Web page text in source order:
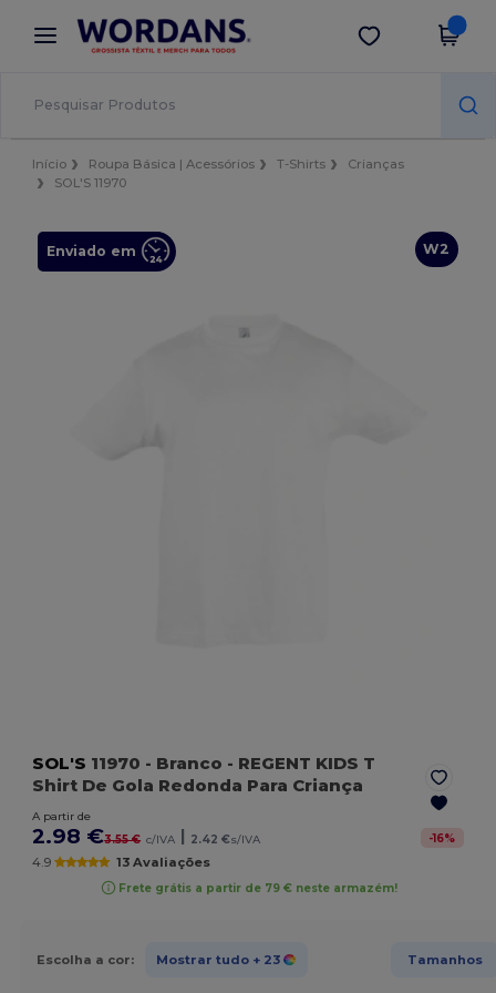
× App Wordans
Melhores preços na app!
Obter app
Início Roupa Básica | Acessórios T-Shirts
Crianças
SOL'S 11970
W2
Enviado em
SOL'S 11970 - Branco - REGENT KIDS T
Shirt De Gola Redonda Para Criança
A partir de
2.98 €3.55 € c/IVA | 2.42 €s/IVA -16%
4.9 13 Avaliações
Frete grátis a partir de 79 € neste armazém!
Escolha a cor: Mostrar tudo + 23 Tamanhos